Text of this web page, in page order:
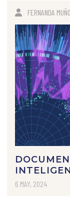
FERNANDA
6 MAY, 2024